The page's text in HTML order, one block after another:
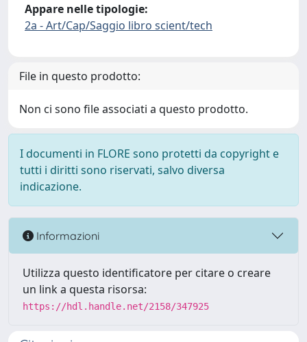
Appare nelle tipologie:
2a - Art/Cap/Saggio libro scient/tech
File in questo prodotto:
Non ci sono file associati a questo prodotto.
I documenti in FLORE sono protetti da copyright e
tutti i diritti sono riservati, salvo diversa
indicazione.
Informazioni
Utilizza questo identificatore per citare o creare
un link a questa risorsa:
https://hdl.handle.net/2158/347925